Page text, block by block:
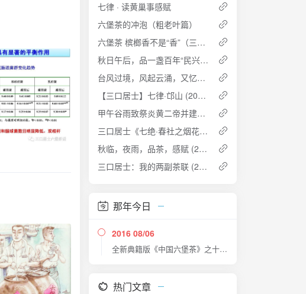
七律 · 读黄巢事感赋
六堡茶的冲泡（粗老叶篇）
六堡茶 槟榔香不是“香”（三） ——透彻理解六堡茶槟榔香及其成因
秋日午后，品一盏百年“民兴号” (2015-09-14 15:40:51)
台风过境，风起云涌，又忆起当年所填一词 (2014-07-19 17:41)
【三口居士】七律·邙山 (2014-04-27 01:03:30)
甲午谷雨致祭炎黄二帝并建言谷雨日设中华茶节
三口居士《七绝·春社之烟花》 (2014-03-18 21:22:01)
秋临，夜雨，品茶，感赋 (2013-09-05 21:23:41)
三口居士：我的两副茶联 (2013-04-27 00:45:33)
那年今日
2016 08/06
全新典籍版《中国六堡茶》之十三大特色
热门文章